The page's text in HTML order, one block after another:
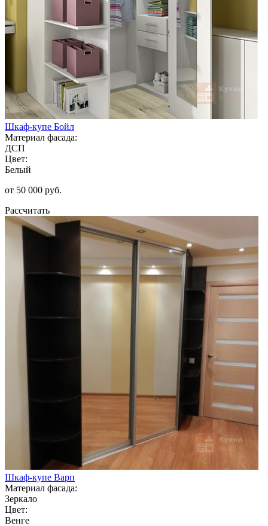
Шкаф-купе Бойл
Материал фасада:
ДСП
Цвет:
Белый
от 50 000 руб.
Рассчитать
Шкаф-купе Варп
Материал фасада:
Зеркало
Цвет:
Венге